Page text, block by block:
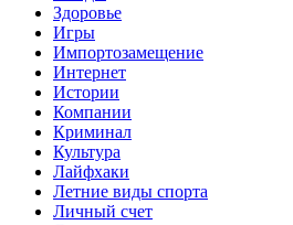
Здоровье
Игры
Импортозамещение
Интернет
Истории
Компании
Криминал
Культура
Лайфхаки
Летние виды спорта
Личный счет